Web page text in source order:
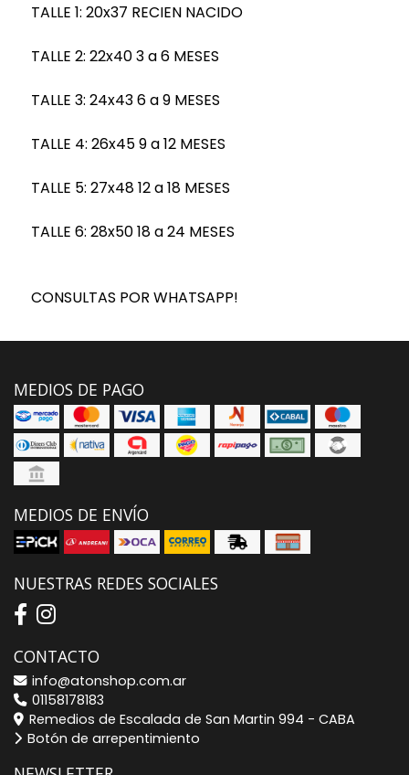
TALLE 1: 20x37 RECIEN NACIDO
TALLE 2: 22x40 3 a 6 MESES
TALLE 3: 24x43 6 a 9 MESES
TALLE 4: 26x45 9 a 12 MESES
TALLE 5: 27x48 12 a 18 MESES
TALLE 6: 28x50 18 a 24 MESES
CONSULTAS POR WHATSAPP!
MEDIOS DE PAGO
MEDIOS DE ENVÍO
NUESTRAS REDES SOCIALES
CONTACTO
info@atonshop.com.ar
01158178183
Remedios de Escalada de San Martin 994 - CABA
Botón de arrepentimiento